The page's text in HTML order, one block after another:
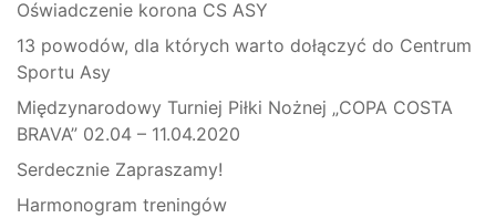
Oświadczenie korona CS ASY
13 powodów, dla których warto dołączyć do Centrum
Sportu Asy
Międzynarodowy Turniej Piłki Nożnej „COPA COSTA
BRAVA” 02.04 – 11.04.2020
Serdecznie Zapraszamy!
Harmonogram treningów